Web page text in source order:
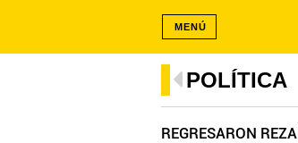
MENÚ
POLÍTICA
REGRESARON